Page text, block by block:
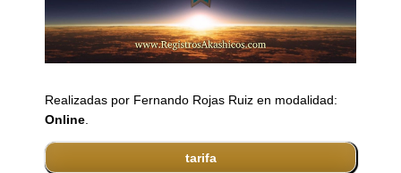
Realizadas por Fernando Rojas Ruiz en modalidad:
Online.
tarifa